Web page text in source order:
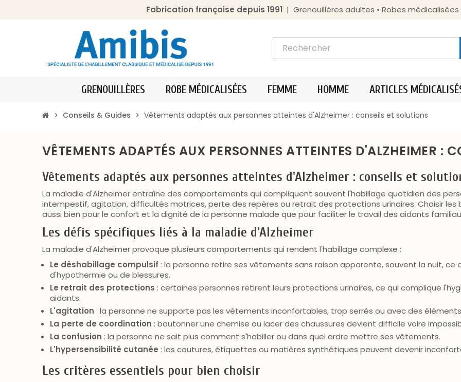
Fabrication française depuis 1991 | Grenouillères adultes • Robes
GRENOUILLÈRES ROBE MÉDICALISÉES FEMME HOMME ARTICLES
chevron_right Conseils & Guides chevron_right Vêtements adaptés aux personnes atteintes d'Alzheimer : conseils et solutions
VÊTEMENTS ADAPTÉS AUX PERSONNES ATTEINTES D'ALZHEIMER :
Vêtements adaptés aux personnes atteintes d'Alzheimer : conseils et
La maladie d'Alzheimer entraîne des comportements qui compliquent souvent l'habillage quotidien des
intempestif, agitation, difficultés motrices, perte des repères ou retrait des protections urinaires. Choisir
aussi bien pour le confort et la dignité de la personne malade que pour faciliter le travail des aidants
Les défis spécifiques liés à la maladie d'Alzheimer
La maladie d'Alzheimer provoque plusieurs comportements qui rendent l'habillage complexe :
Le déshabillage compulsif : la personne retire ses vêtements sans raison apparente, souvent la nuit,
d'hypothermie ou de blessures.
Le retrait des protections : certaines personnes retirent leurs protections urinaires, ce qui complique
aidants.
L'agitation : la personne ne supporte pas les vêtements inconfortables, trop serrés ou avec des
La perte de coordination : boutonner une chemise ou lacer des chaussures devient difficile voire
La confusion : la personne ne sait plus comment s'habiller ou dans quel ordre mettre ses vêtements.
L'hypersensibilité cutanée : les coutures, étiquettes ou matières synthétiques peuvent devenir
Les critères essentiels pour bien choisir